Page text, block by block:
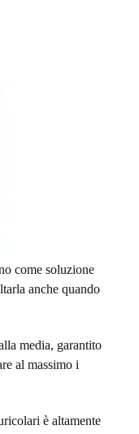
come soluzione
anche quando
media, garantito
al massimo i
è altamente